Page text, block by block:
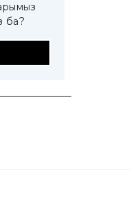
ба?